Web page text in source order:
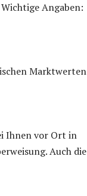
Angaben:
Marktwerten
Ihnen vor Ort in
Auch die